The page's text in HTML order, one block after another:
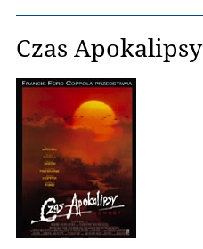
Czas Apokalipsy